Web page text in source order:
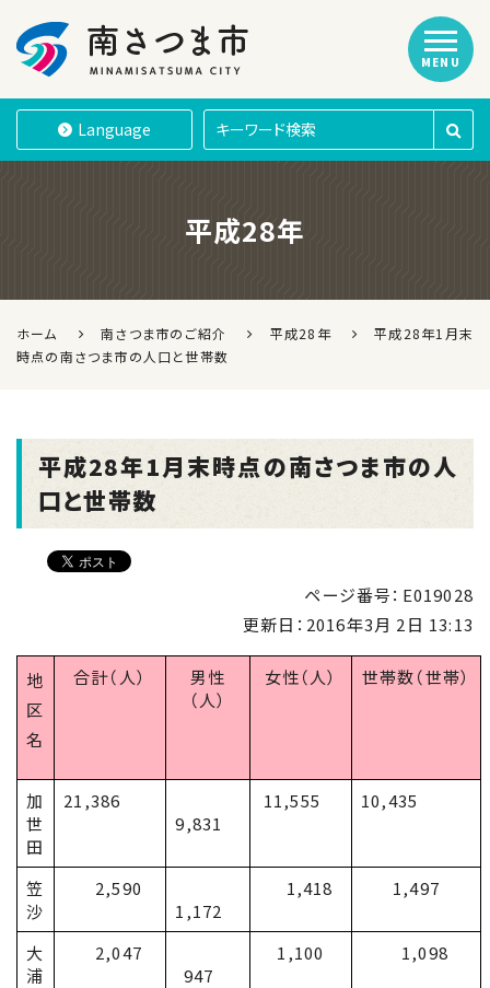
南さつま市
Language
MENU
平成28年
ホーム 南さつま市のご紹介 平成28年
平成28年1月末
時点の南さつま市の人口と世帯数
平成28年1月末時点の南さつま市の人
口と世帯数
ページ番号：E019028
更新日： 2016年3月 2日 13:13
地
区
名
合計（人）
男性
（人）
女性（人） 世帯数（世帯）
加
世
田
21,386
9,831
11,555 10,435
笠
沙
2,590
1,172
1,418 1,497
大
浦
2,047
947
1,100 1,098